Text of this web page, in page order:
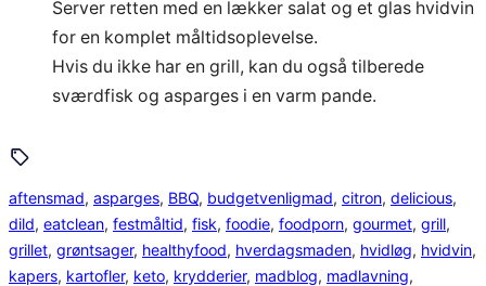
Server retten med en lækker salat og et glas hvidvin
for en komplet måltidsoplevelse.
Hvis du ikke har en grill, kan du også tilberede
sværdfisk og asparges i en varm pande.
aftensmad, asparges, BBQ, budgetvenligmad, citron, delicious
dild, eatclean, festmåltid, fisk, foodie, foodporn, gourmet, grill
grillet, grøntsager, healthyfood, hverdagsmaden, hvidløg, hvidvin
kapers, kartofler, keto, krydderier, madblog, madlavning